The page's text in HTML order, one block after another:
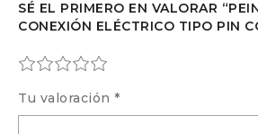
SÉ EL PRIMERO EN VALORAR
CONEXIÓN ELÉCTRICO TIPO PIN
Tu valoración *